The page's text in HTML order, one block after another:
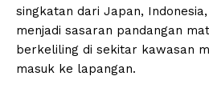
singkatan dari Japan,
menjadi sasaran pandangan
berkeliling di sekitar kawasan
masuk ke lapangan.